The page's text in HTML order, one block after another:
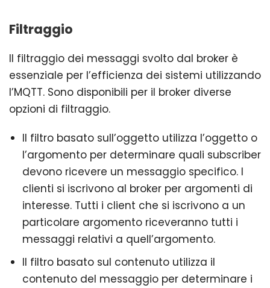
Filtraggio
Il filtraggio dei messaggi svolto dal broker è
essenziale per l’efficienza dei sistemi utilizzando
l’MQTT. Sono disponibili per il broker diverse
opzioni di filtraggio.
Il filtro basato sull’oggetto utilizza l’oggetto o
l’argomento per determinare quali subscriber
devono ricevere un messaggio specifico. I
clienti si iscrivono al broker per argomenti di
interesse. Tutti i client che si iscrivono a un
particolare argomento riceveranno tutti i
messaggi relativi a quell’argomento.
Il filtro basato sul contenuto utilizza il
contenuto del messaggio per determinare i